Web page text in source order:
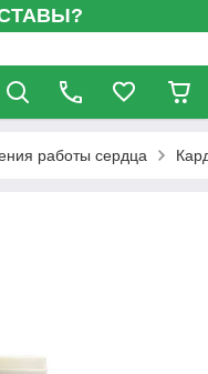
работы сердца